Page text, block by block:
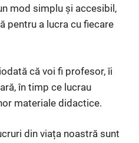
mod simplu și accesibil,
pentru a lucra cu fiecare
că voi fi profesor, îi
în timp ce lucrau
materiale didactice.
din viața noastră sunt